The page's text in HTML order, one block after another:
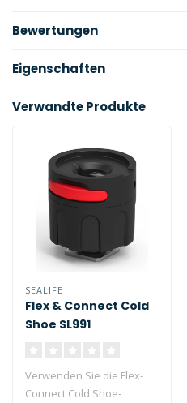
Bewertungen
Eigenschaften
Verwandte Produkte
SEALIFE
Flex & Connect Cold
Shoe SL991
Verwenden Sie die Flex-
Connect Cold Shoe-